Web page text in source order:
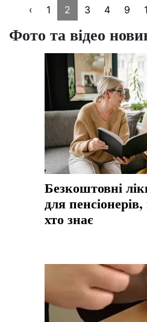
‹ 1 2 3 4 9
Фото та відео
Безкоштовні
для
хто знає